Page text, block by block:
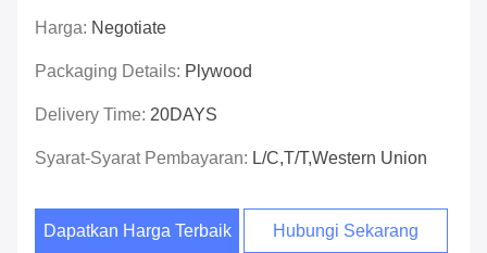
Harga: Negotiate
Packaging Details: Plywood
Delivery Time: 20DAYS
Syarat-Syarat Pembayaran: L/C,T/T,Western Union
Dapatkan Harga Terbaik Hubungi Sekarang